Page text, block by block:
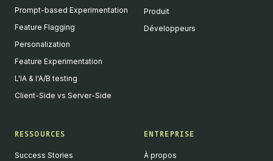
Prompt-based Experimentation
Feature Flagging
Personalization
Feature Experimentation
L'IA & l'A/B testing
Client-Side vs Server-Side
Produit
Développeurs
RESSOURCES
Success Stories
ENTREPRISE
À propos